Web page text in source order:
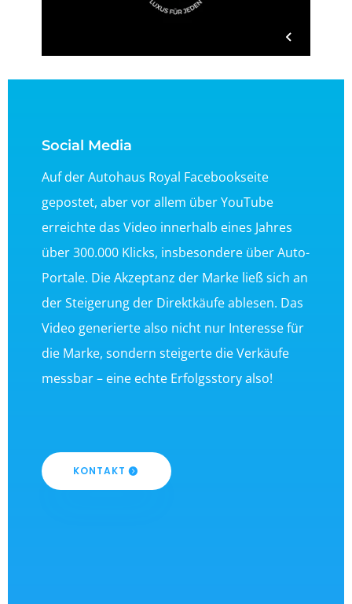
Social Media
Auf der Autohaus Royal Facebookseite
gepostet, aber vor allem über YouTube
erreichte das Video innerhalb eines Jahres
über 300.000 Klicks, insbesondere über Auto-
Portale. Die Akzeptanz der Marke ließ sich an
der Steigerung der Direktkäufe ablesen. Das
Video generierte also nicht nur Interesse für
die Marke, sondern steigerte die Verkäufe
messbar – eine echte Erfolgsstory also!
KONTAKT